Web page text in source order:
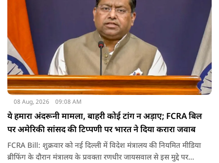
08 Aug, 2026 09:08 AM
ये हमारा अंदरूनी मामला, बाहरी कोई टांग न अड़ाए; FCRA बिल
पर अमेरिकी सांसद की टिप्पणी पर भारत ने दिया करारा जवाब
FCRA Bill: शुक्रवार को नई दिल्ली में विदेश मंत्रालय की नियमित मीडिया
ब्रीफिंग के दौरान मंत्रालय के प्रवक्ता रणधीर जायसवाल से इस मुद्दे पर